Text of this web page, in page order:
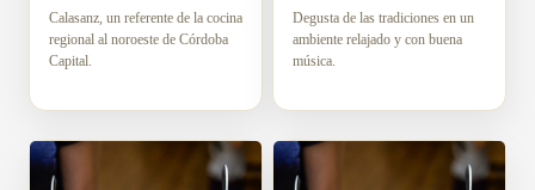
Calasanz, un referente de la cocina
regional al noroeste de Córdoba
Capital.
Degusta de las tradiciones en un
ambiente relajado y con buena
música.